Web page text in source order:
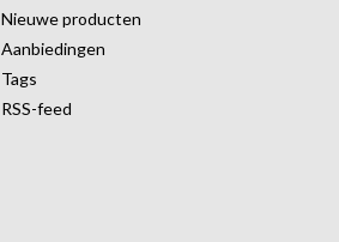
Nieuwe producten
Aanbiedingen
Tags
RSS-feed